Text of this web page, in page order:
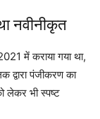
नवीनीकृत
में कराया गया था,
द्वारा पंजीकरण का
लेकर भी स्पष्ट